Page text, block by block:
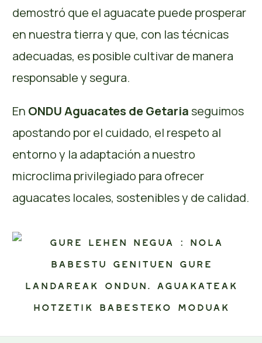
demostró que el aguacate puede prosperar
en nuestra tierra y que, con las técnicas
adecuadas, es posible cultivar de manera
responsable y segura.
En ONDU Aguacates de Getariaseguimos
apostando por el cuidado, el respeto al
entorno y la adaptación a nuestro
microclima privilegiado para ofrecer
aguacates locales, sostenibles y de calidad.